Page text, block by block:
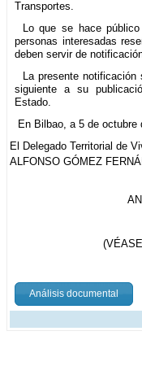
Transportes.
Lo que se hace
personas interesadas
deben servir de
La presente
siguiente a su
Estado.
En Bilbao, a 5 de octubre
El Delegado Territorial de
ALFONSO GÓMEZ
Análisis documental